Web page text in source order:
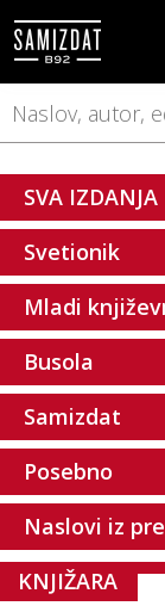
SVA
Svetionik
Mladi
Busola
Samizdat
Posebno
Naslovi iz
KNJIŽARA